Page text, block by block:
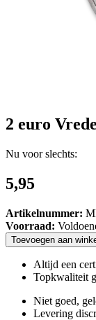
2 euro
Nu voor slechts:
5,95
Artikelnummer:
Voorraad:
Toevoegen aan
Altijd een
Topkwaliteit
Niet goed,
Levering